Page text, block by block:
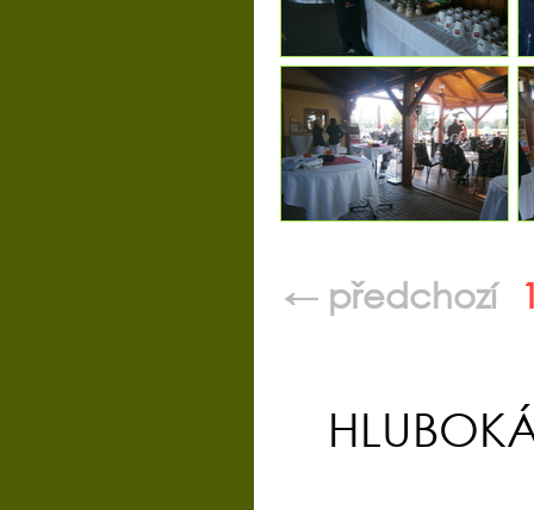
← předchozí